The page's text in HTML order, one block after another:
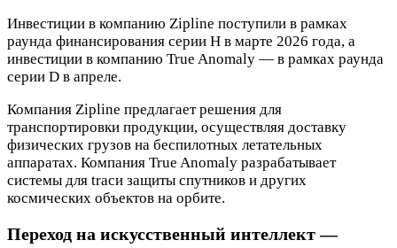
Инвестиции в компанию Zipline поступили в рамках
раунда финансирования серии H в марте 2026 года, а
инвестиции в компанию True Anomaly — в рамках раунда
серии D в апреле.
Компания Zipline предлагает решения для
транспортировки продукции, осуществляя доставку
физических грузов на беспилотных летательных
аппаратах. Компания True Anomaly разрабатывает
системы для tracи защиты спутников и других
космических объектов на орбите.
Переход на искусственный интеллект —